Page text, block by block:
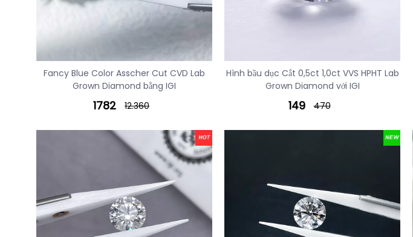
Fancy Blue Color Asscher Cut CVD Lab
Grown Diamond bằng IGI
1782 12.360
Hình bầu dục Cắt 0,5ct 1,0ct VVS HPHT Lab
Grown Diamond với IGI
149 470